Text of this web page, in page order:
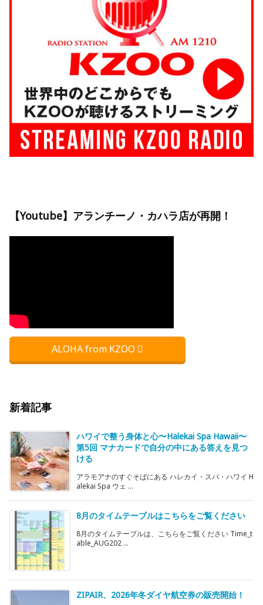
【Youtube】アランチーノ・カハラ店が再開！
ALOHA from KZOO
新着記事
ハワイで整う身体と心〜Halekai Spa Hawaii〜
第5回 マナカードで自分の中にある答えを見つ
ける
アラモアナのすぐそばにある ハレカイ・スパ・ハワイ H
alekai Spa ウェ ...
8月のタイムテーブルはこちらをご覧ください
8月のタイムテーブルは、こちらをご覧ください Time_t
able_AUG202 ...
ZIPAIR、2026年冬ダイヤ航空券の販売開始！